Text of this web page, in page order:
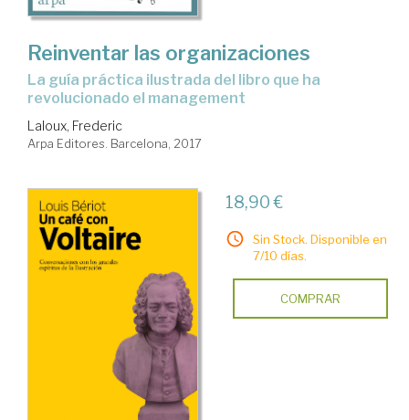
Reinventar las organizaciones
la guía práctica ilustrada del libro que ha
revolucionado el management
Laloux, Frederic
Arpa Editores. Barcelona, 2017
18,90 €
Sin Stock. Disponible en
7/10 días.
COMPRAR